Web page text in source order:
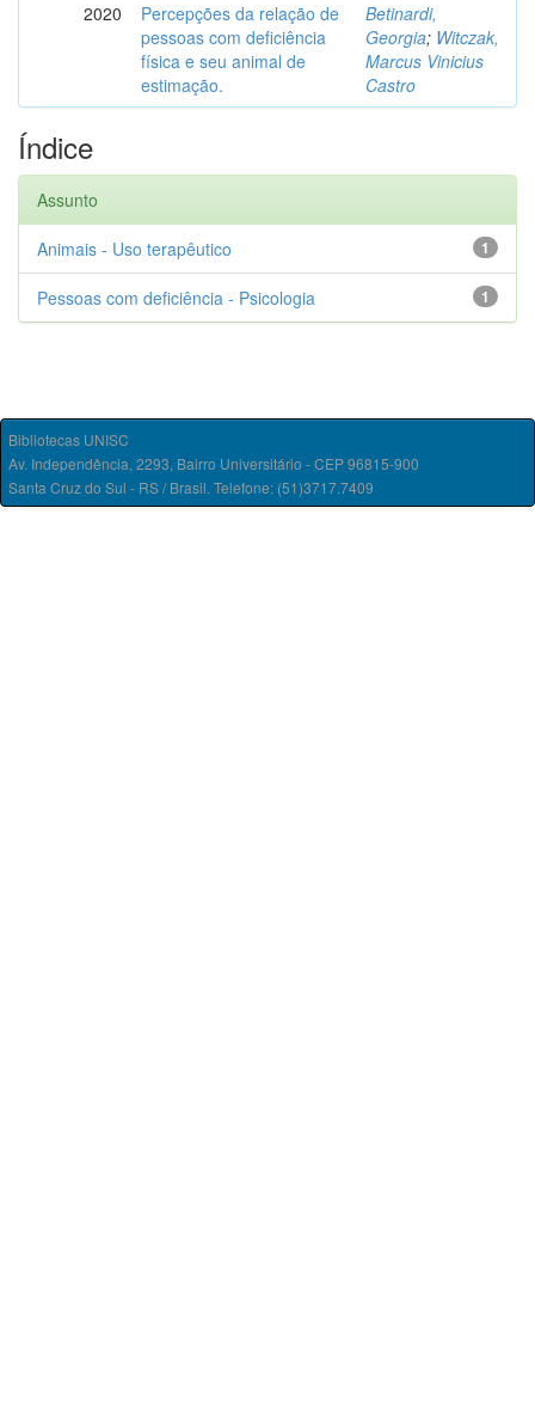
2020
Percepções da relação de
pessoas com deficiência
física e seu animal de
estimação.
Betinardi,
Georgia; Witczak,
Marcus Vinicius
Castro
Índice
Assunto
1
Animais - Uso terapêutico
1
Pessoas com deficiência - Psicologia
Bibliotecas UNISC
Av. Independência, 2293, Bairro Universitário - CEP 96815-900
Santa Cruz do Sul - RS / Brasil. Telefone: (51)3717.7409